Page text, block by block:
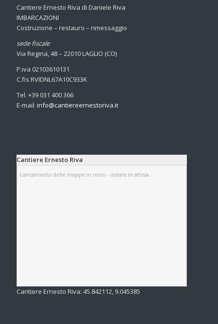
Cantiere Ernesto Riva di Daniele Riva
IMBARCAZIONI
Costruzione – restauro – rimessaggio
sede fiscale
Via Regina, 48 – 22010 LAGLIO (CO)
P.iva 02103610131
C.fis RVIDNL67A10C933K
Tel. +39 031 400 366
E-mail: info@cantiereernestoriva.it
Cantiere Ernesto Riva
Caricamento delle mappe in corso - restare in attesa...
Cantiere Ernesto Riva: 45.842112, 9.045385